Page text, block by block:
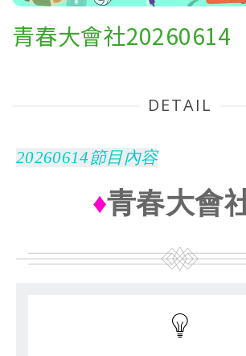
青春大會社20260614
DETAIL
20260614節目內容
♦青春大會